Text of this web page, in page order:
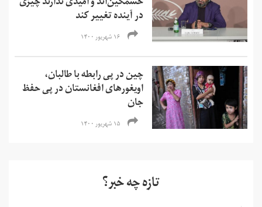
در آینده تغییر کند
۱۶ شهریور ۱۴۰۰
چین در پی رابطه با طالبان،
اویغورهای افغانستان در پی حفظ
جان
۱۵ شهریور ۱۴۰۰
تازه چه خبر؟